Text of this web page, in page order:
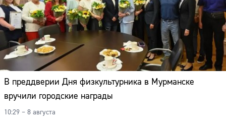
В преддверии Дня физкультурника в Мурманске
вручили городские награды
10:29 – 8 августа